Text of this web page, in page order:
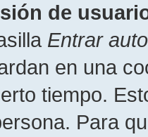
de
Entrar
en una
tiempo.
Para